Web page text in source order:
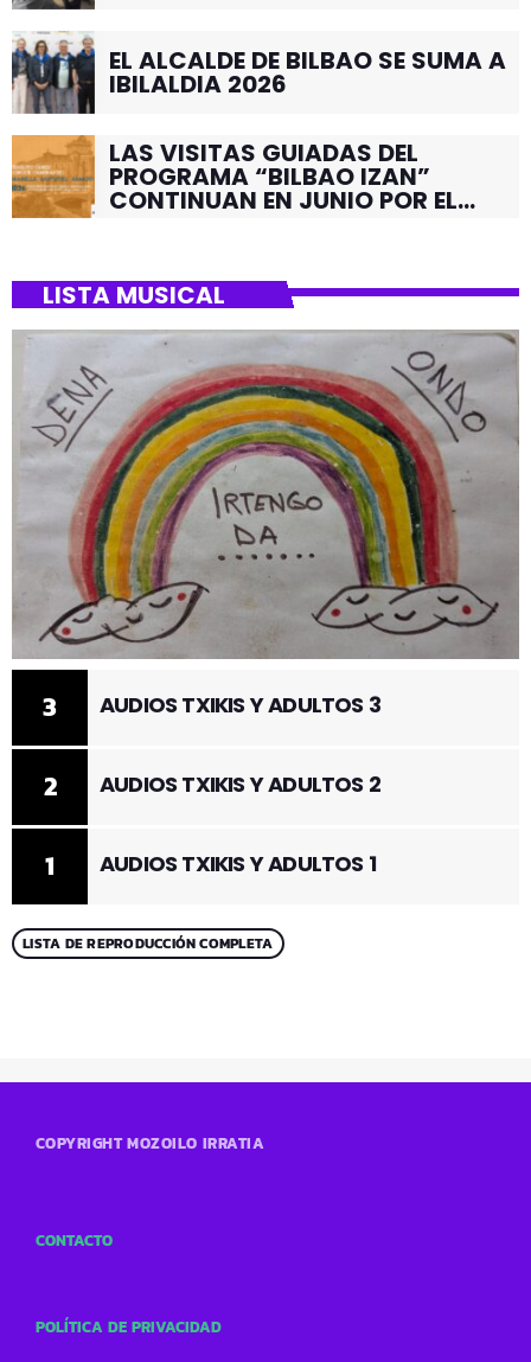
EL ALCALDE DE BILBAO SE SUMA A
IBILALDIA 2026
LAS VISITAS GUIADAS DEL
PROGRAMA “BILBAO IZAN”
CONTINUAN EN JUNIO POR EL
LISTA MUSICAL
1 AUDIOS TXIKIS Y ADULTOS 1
2 AUDIOS TXIKIS Y ADULTOS 2
3 AUDIOS TXIKIS Y ADULTOS 3
LISTA DE REPRODUCCIÓN COMPLETA
COPYRIGHT MOZOILO IRRATIA
CONTACTO
POLÍTICA DE PRIVACIDAD